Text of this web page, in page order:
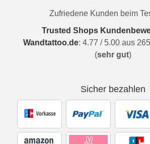
Zufriedene Kunden beim
Trusted Shops
Wandtattoo.de: 4.77 / 5.00 aus 265
(sehr gut)
Sicher bezahlen